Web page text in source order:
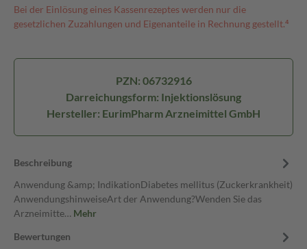
Bei der Einlösung eines Kassenrezeptes werden nur die
gesetzlichen Zuzahlungen und Eigenanteile in Rechnung gestellt.⁴
PZN: 06732916
Darreichungsform: Injektionslösung
Hersteller: EurimPharm Arzneimittel GmbH
Beschreibung
Anwendung &amp; IndikationDiabetes mellitus (Zuckerkrankheit)
AnwendungshinweiseArt der Anwendung?Wenden Sie das
Arzneimitte… Mehr
Bewertungen